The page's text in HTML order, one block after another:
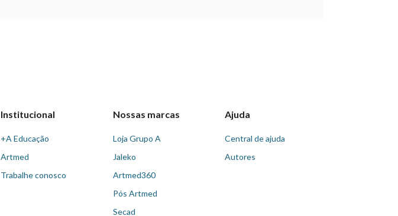
Institucional
+A Educação
Artmed
Trabalhe conosco
Nossas marcas
Loja Grupo A
Jaleko
Artmed360
Pós Artmed
Secad
Ajuda
Central de ajuda
Autores